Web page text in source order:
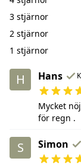
3 stjärnor
2 stjärnor
1 stjärnor
H Hans
Mycket
för regn .
S Simon